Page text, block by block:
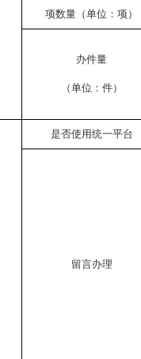
项数量（单位：项）
办件量
（单位：件）
是否使用统一平台
留言办理